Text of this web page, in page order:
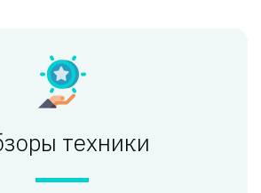
техники